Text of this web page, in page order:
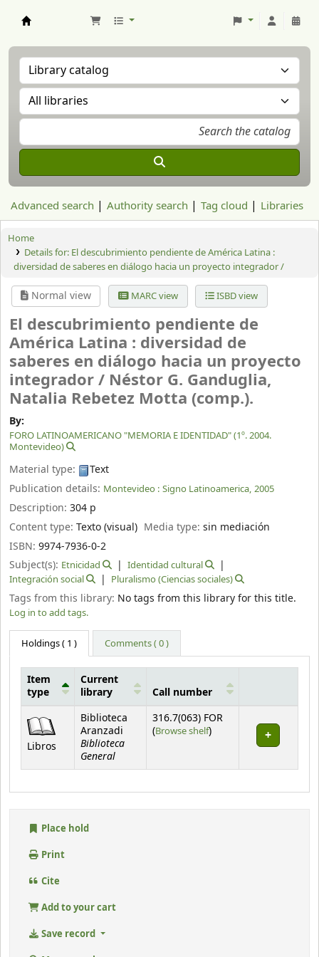
Advanced search Authority search Tag cloud Libraries
Home
Details for: El descubrimiento pendiente de América Latina :
diversidad de saberes en diálogo hacia un proyecto integrador /
Normal view MARC view ISBD view
El descubrimiento pendiente de
América Latina : diversidad de
saberes en diálogo hacia un proyecto
integrador / Néstor G. Ganduglia,
Natalia Rebetez Motta (comp.).
By:
FORO LATINOAMERICANO "MEMORIA E IDENTIDAD" (1º. 2004.
Montevideo)
Material type:
Text
Publication details: Montevideo : Signo Latinoamerica, 2005
Description: 304 p
Content type: Texto (visual) Media type:sin mediación
ISBN: 9974-7936-0-2
Subject(s): Etnicidad
Identidad cultural
Integración social
Pluralismo (Ciencias sociales)
Tags from this library: No tags from this library for this title.
Log in to add tags.
Holdings( 1 ) Comments ( 0 )
Holdings
Item
type
Current
library
Call number
Libros
Biblioteca
Aranzadi
Biblioteca
General
316.7(063) FOR
(Browse shelf(Opens below)
)
Place hold
Print
Cite
Add to your cart
Save record